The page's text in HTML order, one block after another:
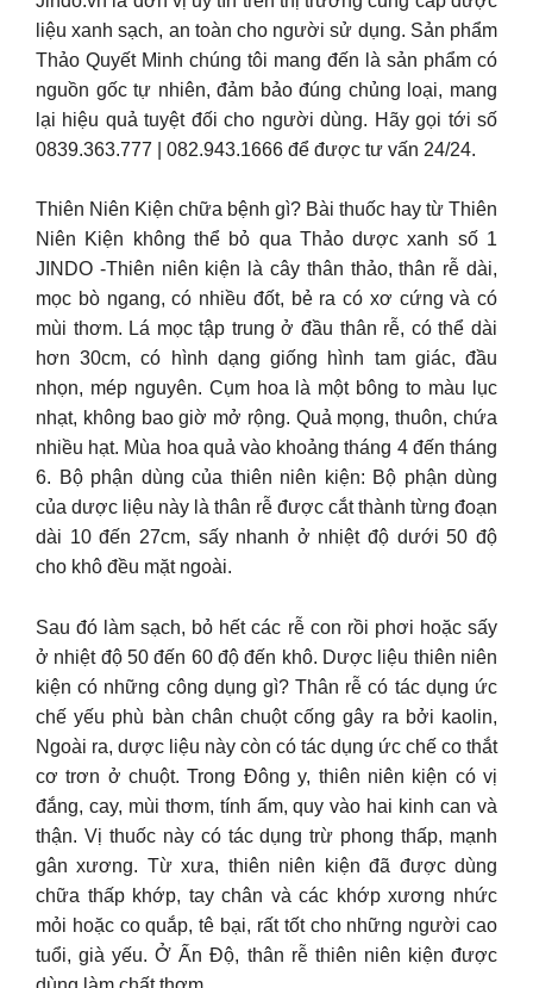
liệu xanh sạch, an toàn cho người sử dụng. Sản phẩm
Thảo Quyết Minh chúng tôi mang đến là sản phẩm có
nguồn gốc tự nhiên, đảm bảo đúng chủng loại, mang
lại hiệu quả tuyệt đối cho người dùng. Hãy gọi tới số
0839.363.777 | 082.943.1666 để được tư vấn 24/24.
Thiên Niên Kiện chữa bệnh gì? Bài thuốc hay từ Thiên
Niên Kiện không thể bỏ qua Thảo dược xanh số 1
JINDO -Thiên niên kiện là cây thân thảo, thân rễ dài,
mọc bò ngang, có nhiều đốt, bẻ ra có xơ cứng và có
mùi thơm. Lá mọc tập trung ở đầu thân rễ, có thể dài
hơn 30cm, có hình dạng giống hình tam giác, đầu
nhọn, mép nguyên. Cụm hoa là một bông to màu lục
nhạt, không bao giờ mở rộng. Quả mọng, thuôn, chứa
nhiều hạt. Mùa hoa quả vào khoảng tháng 4 đến tháng
6. Bộ phận dùng của thiên niên kiện: Bộ phận dùng
của dược liệu này là thân rễ được cắt thành từng đoạn
dài 10 đến 27cm, sấy nhanh ở nhiệt độ dưới 50 độ
cho khô đều mặt ngoài.
Sau đó làm sạch, bỏ hết các rễ con rồi phơi hoặc sấy
ở nhiệt độ 50 đến 60 độ đến khô. Dược liệu thiên niên
kiện có những công dụng gì? Thân rễ có tác dụng ức
chế yếu phù bàn chân chuột cống gây ra bởi kaolin,
Ngoài ra, dược liệu này còn có tác dụng ức chế co thắt
cơ trơn ở chuột. Trong Đông y, thiên niên kiện có vị
đắng, cay, mùi thơm, tính ấm, quy vào hai kinh can và
thận. Vị thuốc này có tác dụng trừ phong thấp, mạnh
gân xương. Từ xưa, thiên niên kiện đã được dùng
chữa thấp khớp, tay chân và các khớp xương nhức
mỏi hoặc co quắp, tê bại, rất tốt cho những người cao
tuổi, già yếu. Ở Ấn Độ, thân rễ thiên niên kiện được